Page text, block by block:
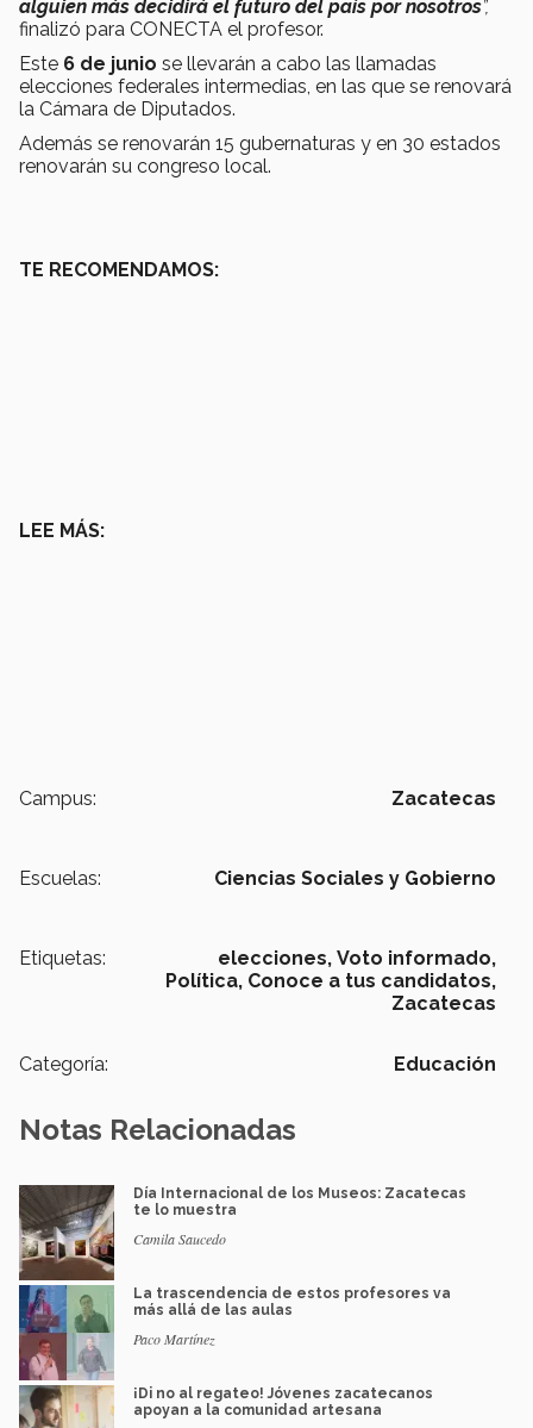
alguien más decidirá el futuro del país por nosotros”,
finalizó para CONECTA el profesor.
Este 6 de junio se llevarán a cabo las llamadas
elecciones federales intermedias, en las que se renovará
la Cámara de Diputados.
Además se renovarán 15 gubernaturas y en 30 estados
renovarán su congreso local.
TE RECOMENDAMOS:
LEE MÁS:
Campus: Zacatecas
Escuelas: Ciencias Sociales y Gobierno
Etiquetas: elecciones, Voto informado,
Política, Conoce a tus candidatos,
Zacatecas
Categoría: Educación
Notas Relacionadas
Día Internacional de los Museos: Zacatecas
te lo muestra
Camila Saucedo
La trascendencia de estos profesores va
más allá de las aulas
Paco Martínez
¡Di no al regateo! Jóvenes zacatecanos
apoyan a la comunidad artesana